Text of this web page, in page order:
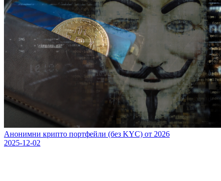
Анонимни крипто портфейли (без KYC) от 2026
2025-12-02